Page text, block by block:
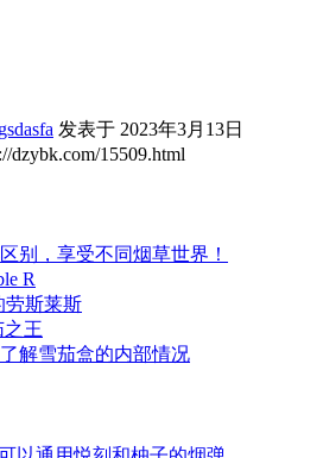
发表于 2023年3月13日
dzybk.com/15509.html
别，享受不同烟草世界！
R
劳斯莱斯
之王
解雪茄盒的内部情况